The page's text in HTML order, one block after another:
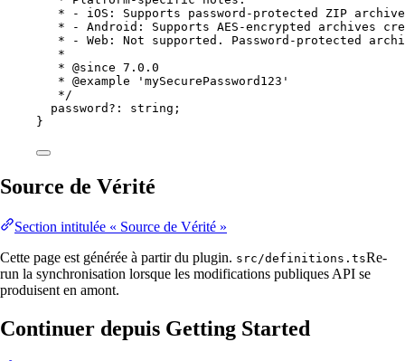
* - iOS: Supports password-protected ZIP
* - Android: Supports AES-encrypted archives
* - Web: Not supported. Password-protected
*
* @since 7.0.0
* @example 'mySecurePassword123'
*/
password ?: string ;
}
Source de Vérité
Section intitulée « Source de Vérité »
Cette page est générée à partir du plugin. src/definitions.tsRe-
run la synchronisation lorsque les modifications publiques API se
produisent en amont.
Continuer depuis Getting Started